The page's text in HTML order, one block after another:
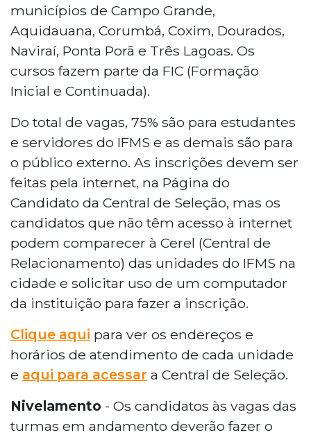
municípios de Campo Grande,
Aquidauana, Corumbá, Coxim, Dourados,
Naviraí, Ponta Porã e Três Lagoas. Os
cursos fazem parte da FIC (Formação
Inicial e Continuada).
Do total de vagas, 75% são para estudantes
e servidores do IFMS e as demais são para
o público externo. As inscrições devem ser
feitas pela internet, na Página do
Candidato da Central de Seleção, mas os
candidatos que não têm acesso à internet
podem comparecer à Cerel (Central de
Relacionamento) das unidades do IFMS na
cidade e solicitar uso de um computador
da instituição para fazer a inscrição.
Clique aqui para ver os endereços e
horários de atendimento de cada unidade
e aqui para acessar a Central de Seleção.
Nivelamento - Os candidatos às vagas das
turmas em andamento deverão fazer o